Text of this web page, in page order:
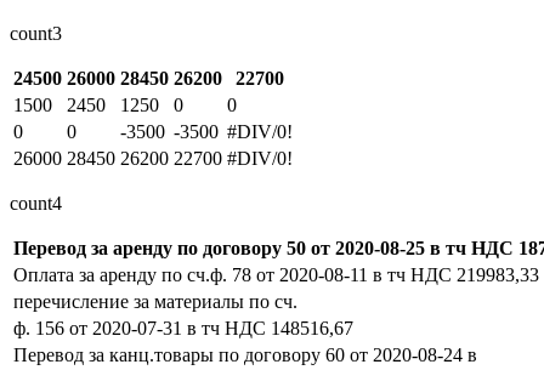
count3
24500 26000 28450 26200
22700
1500
2450 1250 0
0
0
0 -3500 -3500 #DIV/0!
26000 28450 26200 22700 #DIV/0!
count4
Перевод за аренду по договору 50 от 2020-08-25 в тч НДС
Оплата за аренду по сч.ф. 78 от 2020-08-11 в тч НДС 219983,33
перечисление за материалы по сч.
ф. 156 от 2020-07-31 в тч НДС 148516,67
Перевод за канц.товары по договору 60 от 2020-08-24 в